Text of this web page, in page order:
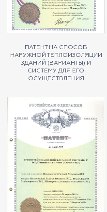
ПАТЕНТ НА СПОСОБ
НАРУЖНОЙ ТЕПЛОИЗОЛЯЦИИ
ЗДАНИЙ (ВАРИАНТЫ) И
СИСТЕМУ ДЛЯ ЕГО
ОСУЩЕСТВЛЕНИЯ